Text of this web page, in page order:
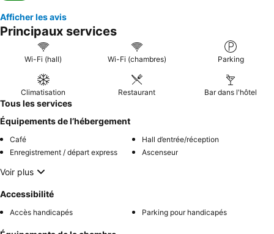
Afficher les avis
Principaux services
Wi-Fi (hall) Wi-Fi (chambres) Parking
Climatisation Restaurant Bar dans l'hôtel
Tous les services
Équipements de l’hébergement
Café
Hall d’entrée/réception
Enregistrement / départ express
Ascenseur
Voir plus
Accessibilité
Accès handicapés Parking pour handicapés